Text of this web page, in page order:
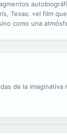
Texas: «el film
como una
de la imaginativa